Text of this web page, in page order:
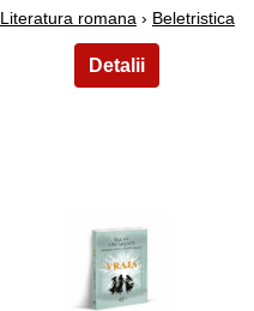
Literatura romana › Beletristica
36